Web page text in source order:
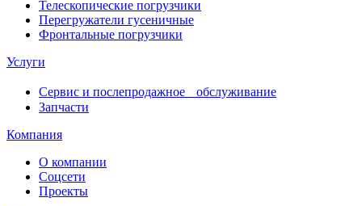
Телескопические погрузчики
Перегружатели гусеничные
Фронтальные погрузчики
Услуги
Сервис и послепродажное обслуживание
Запчасти
Компания
О компании
Соцсети
Проекты